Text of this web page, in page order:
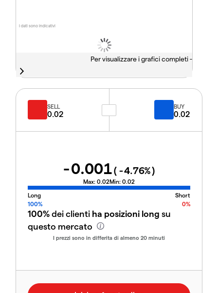
I dati sono indicativi
Per visualizzare i grafici completi -
SELL
0.02
BUY
0.02
-0.001( -4.76%)
Max: 0.02Min: 0.02
Long
Short
100%
0%
100%dei clienti ha posizioni long su
questo mercato
I prezzi sono in differita di almeno 20 minuti